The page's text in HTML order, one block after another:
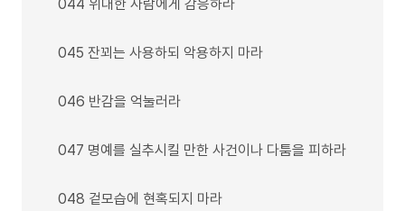
044 위대한 사람에게 감응하라
045 잔꾀는 사용하되 악용하지 마라
046 반감을 억눌러라
047 명예를 실추시킬 만한 사건이나 다툼을 피하라
048 겉모습에 현혹되지 마라